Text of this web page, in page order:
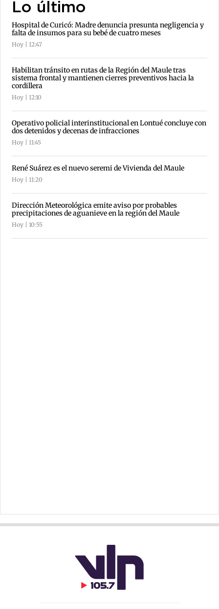
Lo último
Hospital de Curicó: Madre denuncia presunta negligencia y
falta de insumos para su bebé de cuatro meses
Hoy | 12:47
Habilitan tránsito en rutas de la Región del Maule tras
sistema frontal y mantienen cierres preventivos hacia la
cordillera
Hoy | 12:10
Operativo policial interinstitucional en Lontué concluye con
dos detenidos y decenas de infracciones
Hoy | 11:45
René Suárez es el nuevo seremi de Vivienda del Maule
Hoy | 11:20
Dirección Meteorológica emite aviso por probables
precipitaciones de aguanieve en la región del Maule
Hoy | 10:55